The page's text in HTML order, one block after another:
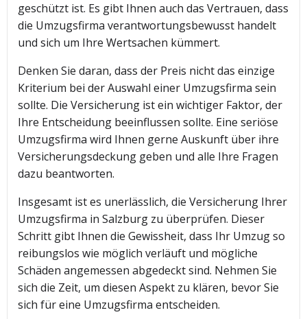
geschützt ist. Es gibt Ihnen auch das Vertrauen, dass
die Umzugsfirma verantwortungsbewusst handelt
und sich um Ihre Wertsachen kümmert.
Denken Sie daran, dass der Preis nicht das einzige
Kriterium bei der Auswahl einer Umzugsfirma sein
sollte. Die Versicherung ist ein wichtiger Faktor, der
Ihre Entscheidung beeinflussen sollte. Eine seriöse
Umzugsfirma wird Ihnen gerne Auskunft über ihre
Versicherungsdeckung geben und alle Ihre Fragen
dazu beantworten.
Insgesamt ist es unerlässlich, die Versicherung Ihrer
Umzugsfirma in Salzburg zu überprüfen. Dieser
Schritt gibt Ihnen die Gewissheit, dass Ihr Umzug so
reibungslos wie möglich verläuft und mögliche
Schäden angemessen abgedeckt sind. Nehmen Sie
sich die Zeit, um diesen Aspekt zu klären, bevor Sie
sich für eine Umzugsfirma entscheiden.